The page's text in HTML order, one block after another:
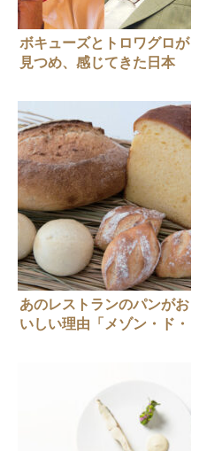
ボキューズとトロワグロが
見つめ、感じてきた日本
あのレストランのパンがお
いしい理由「メゾン・ド・